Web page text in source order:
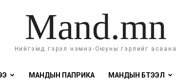
Mand.mn
Нийгэмд гэрэл нэмнэ-Оюуны гэрлийг асаана
МАНДЫН ПАПРИКА МАНДЫН БҮТЭЭЛ